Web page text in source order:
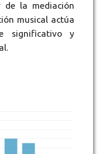
de la mediación
musical actúa
significativo y